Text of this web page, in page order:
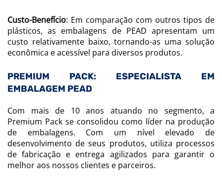
Custo-Benefício: Em comparação com outros tipos de
plásticos, as embalagens de PEAD apresentam um
custo relativamente baixo, tornando-as uma solução
econômica e acessível para diversos produtos.
PREMIUM PACK: ESPECIALISTA EM
EMBALAGEM PEAD
Com mais de 10 anos atuando no segmento, a
Premium Pack se consolidou como líder na produção
de embalagens. Com um nível elevado de
desenvolvimento de seus produtos, utiliza processos
de fabricação e entrega agilizados para garantir o
melhor aos nossos clientes e parceiros.